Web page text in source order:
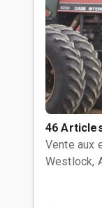
46
Vente aux
Westlock,